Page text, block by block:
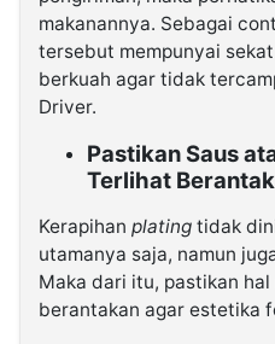
makanannya. Sebagai
tersebut mempunyai
berkuah agar tidak
Driver.
Pastikan Saus
Terlihat
Kerapihan plating tidak
utamanya saja, namun
Maka dari itu, pastikan
berantakan agar estetika